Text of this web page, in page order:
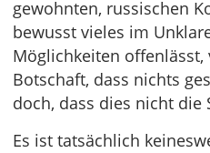
gewohnten, russischen
bewusst vieles im
Möglichkeiten
Botschaft, dass nichts
doch, dass dies nicht die
Es ist tatsächlich